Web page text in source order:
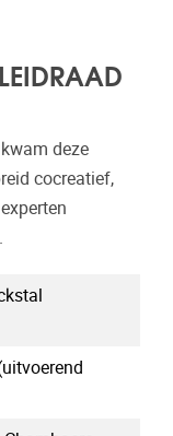
deze
cocreatief,